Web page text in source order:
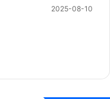
2025-08-10